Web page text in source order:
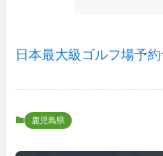
日本最大級ゴルフ場予
鹿児島県